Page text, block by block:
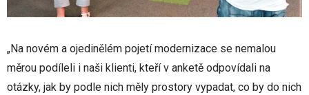
„Na novém a ojedinělém pojetí modernizace se nemalou
měrou podíleli i naši klienti, kteří v anketě odpovídali na
otázky, jak by podle nich měly prostory vypadat, co by do nich